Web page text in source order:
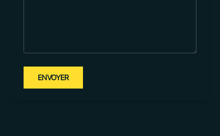
ENVOYER